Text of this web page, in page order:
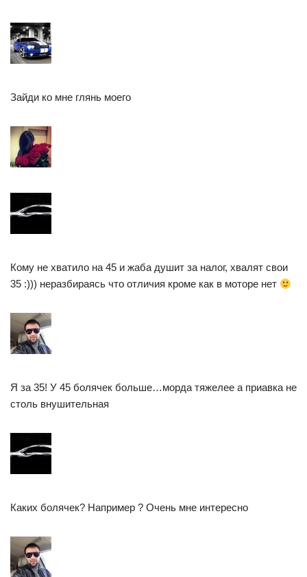
Зайди ко мне глянь моего
Кому не хватило на 45 и жаба душит за налог, хвалят свои
35 :))) неразбираясь что отличия кроме как в моторе нет
Я за 35! У 45 болячек больше…морда тяжелее а приавка не
столь внушительная
Каких болячек? Например ? Очень мне интересно